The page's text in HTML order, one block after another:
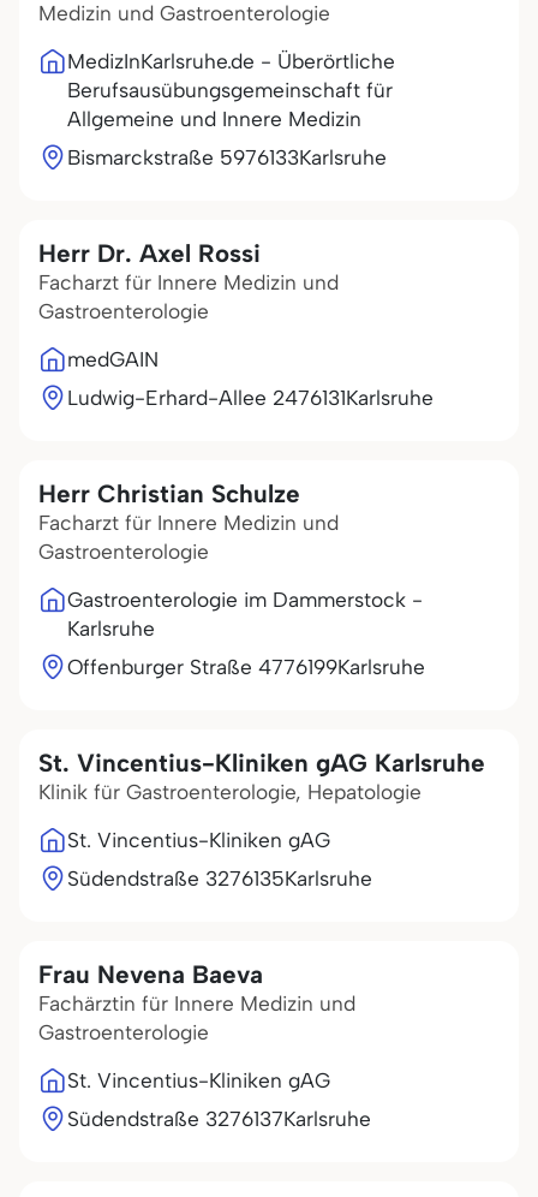
Medizin und Gastroenterologie
MedizInKarlsruhe.de - Überörtliche
Berufsausübungsgemeinschaft für
Allgemeine und Innere Medizin
Bismarckstraße 5976133Karlsruhe
Herr Dr. Axel Rossi
Facharzt für Innere Medizin und
Gastroenterologie
medGAIN
Ludwig-Erhard-Allee 2476131Karlsruhe
Herr Christian Schulze
Facharzt für Innere Medizin und
Gastroenterologie
Gastroenterologie im Dammerstock -
Karlsruhe
Offenburger Straße 4776199Karlsruhe
St. Vincentius-Kliniken gAG Karlsruhe
Klinik für Gastroenterologie, Hepatologie
St. Vincentius-Kliniken gAG
Südendstraße 3276135Karlsruhe
Frau Nevena Baeva
Fachärztin für Innere Medizin und
Gastroenterologie
St. Vincentius-Kliniken gAG
Südendstraße 3276137Karlsruhe